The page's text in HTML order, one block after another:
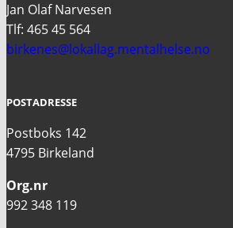
Jan Olaf Narvesen
Tlf: 465 45 564
birkenes@lokallag.mentalhelse.no
POSTADRESSE
Postboks 142
4795 Birkeland
Org.nr
992 348 119